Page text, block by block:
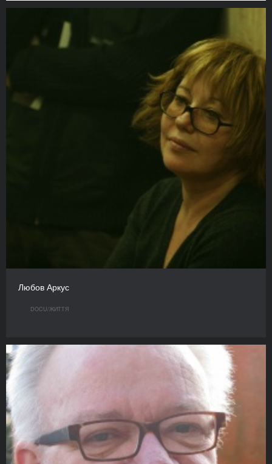
Любов Аркус
DOCU/ЖИТТЯ